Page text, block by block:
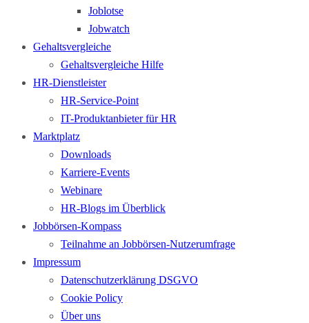
Joblotse
Jobwatch
Gehaltsvergleiche
Gehaltsvergleiche Hilfe
HR-Dienstleister
HR-Service-Point
IT-Produktanbieter für HR
Marktplatz
Downloads
Karriere-Events
Webinare
HR-Blogs im Überblick
Jobbörsen-Kompass
Teilnahme an Jobbörsen-Nutzerumfrage
Impressum
Datenschutzerklärung DSGVO
Cookie Policy
Über uns